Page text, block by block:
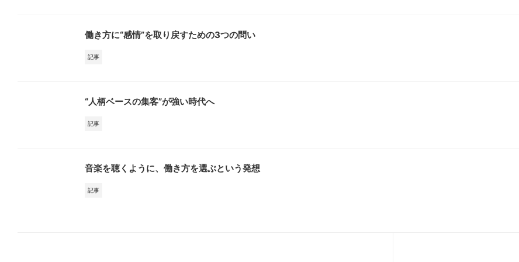
働き方に“感情”を取り戻すための3つの問い
記事
“人柄ベースの集客”が強い時代へ
記事
音楽を聴くように、働き方を選ぶという発想
記事